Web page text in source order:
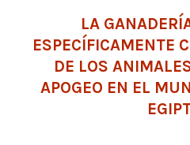
LA
ESPECÍFICAMENTE
DE LOS
APOGEO EN EL